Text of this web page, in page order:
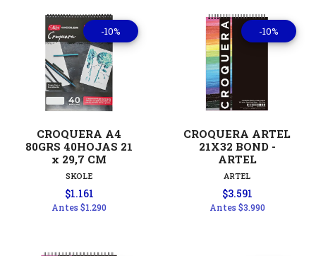
-10%
CROQUERA A4
80GRS 40HOJAS 21
x 29,7 CM
SKOLE
$1.161
Antes$1.290
-10%
CROQUERA ARTEL
21X32 BOND -
ARTEL
ARTEL
$3.591
Antes$3.990